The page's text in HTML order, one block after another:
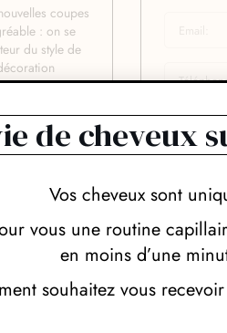
coupes
: on se
du style de
et de la
tout
et soins
vos
en : c’est à
de cheveux
Vos cheveux sont
vous une routine
en moins d’une
souhaitez vous